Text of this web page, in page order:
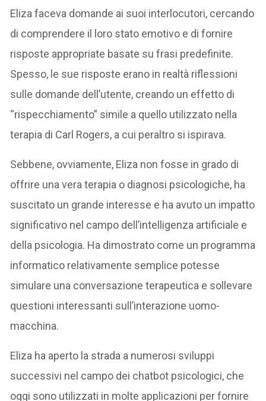
Eliza faceva domande ai suoi interlocutori, cercando
di comprendere il loro stato emotivo e di fornire
risposte appropriate basate su frasi predefinite.
Spesso, le sue risposte erano in realtà riflessioni
sulle domande dell’utente, creando un effetto di
“rispecchiamento” simile a quello utilizzato nella
terapia di Carl Rogers, a cui peraltro si ispirava.
Sebbene, ovviamente, Eliza non fosse in grado di
offrire una vera terapia o diagnosi psicologiche, ha
suscitato un grande interesse e ha avuto un impatto
significativo nel campo dell’intelligenza artificiale e
della psicologia. Ha dimostrato come un programma
informatico relativamente semplice potesse
simulare una conversazione terapeutica e sollevare
questioni interessanti sull’interazione uomo-
macchina.
Eliza ha aperto la strada a numerosi sviluppi
successivi nel campo dei chatbot psicologici, che
oggi sono utilizzati in molte applicazioni per fornire